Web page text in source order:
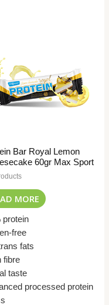
Bar Royal Lemon
60gr Max Sport
MORE
protein
free
fats
fibre
taste
processed protein